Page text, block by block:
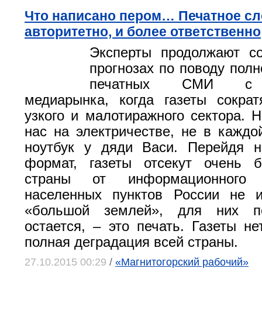
Что написано пером… Печатное
авторитетно, и более ответственно
Эксперты продолжают
прогнозах по поводу
печатных СМИ с
медиарынка, когда газеты
узкого и малотиражного сектора.
нас на электричестве, не в
ноутбук у дяди Васи. Перейдя
формат, газеты отсекут очень
страны от
населенных пунктов России не
«большой землей», для них
остается, – это печать. Газеты
полная деградация всей страны.
27.10.2015 00:29 / «Магнитогорский рабочий»